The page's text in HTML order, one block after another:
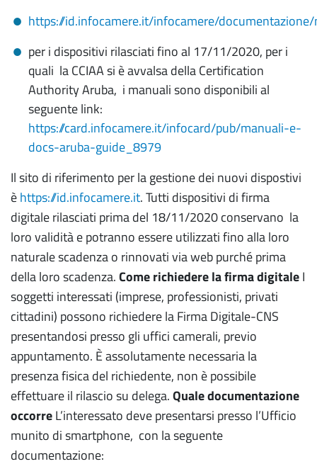
https://id.infocamere.it/infocamere/
per i dispositivi rilasciati fino al 17/11/2020, per i
quali la CCIAA si è avvalsa della Certification
Authority Aruba, i manuali sono disponibili al
seguente link:
https://card.infocamere.it/infocard/pub/manuali-e-
docs-aruba-guide_8979
Il sito di riferimento per la gestione dei nuovi dispostivi
èhttps://id.infocamere.it. Tutti dispositivi di firma
digitale rilasciati prima del 18/11/2020 conservano la
loro validità e potranno essere utilizzati fino alla loro
naturale scadenza o rinnovati via web purché prima
della loro scadenza.Come richiedere la firma digitaleI
soggetti interessati (imprese, professionisti, privati
cittadini) possono richiedere la Firma Digitale-CNS
presentandosi presso gli uffici camerali, previo
appuntamento. È assolutamente necessaria la
presenza fisica del richiedente, non è possibile
effettuare il rilascio su delega.Quale documentazione
occorreL’interessato deve presentarsi presso l’Ufficio
munito di smartphone, con la seguente
documentazione: